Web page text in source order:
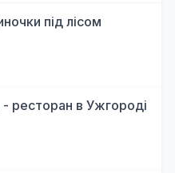
під лісом
ресторан в Ужгороді